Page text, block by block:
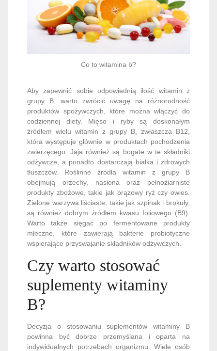
Co to witamina b?
Aby zapewnić sobie odpowiednią ilość witamin z
grupy B, warto zwrócić uwagę na różnorodność
produktów spożywczych, które można włączyć do
codziennej diety. Mięso i ryby są doskonałym
źródłem wielu witamin z grupy B, zwłaszcza B12,
która występuje głównie w produktach pochodzenia
zwierzęcego. Jaja również są bogate w te składniki
odżywcze, a ponadto dostarczają białka i zdrowych
tłuszczów. Roślinne źródła witamin z grupy B
obejmują orzechy, nasiona oraz pełnoziarniste
produkty zbożowe, takie jak brązowy ryż czy owies.
Zielone warzywa liściaste, takie jak szpinak i brokuły,
są również dobrym źródłem kwasu foliowego (B9).
Warto także sięgać po fermentowane produkty
mleczne, które zawierają bakterie probiotyczne
wspierające przyswajanie składników odżywczych.
Czy warto stosować
suplementy witaminy
B?
Decyzja o stosowaniu suplementów witaminy B
powinna być dobrze przemyślana i oparta na
indywidualnych potrzebach organizmu. Wiele osób